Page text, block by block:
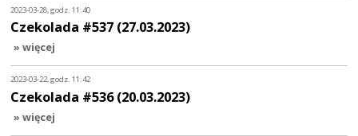
2023-03-28, godz. 11:40
Czekolada #537 (27.03.2023)
» więcej
2023-03-22, godz. 11:42
Czekolada #536 (20.03.2023)
» więcej